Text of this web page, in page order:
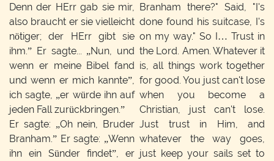
Denn der HErr gab sie mir,
also braucht er sie vielleicht
nötiger; der HErr gibt sie
ihm.” Er sagte... „Nun, und
wenn er meine Bibel fand
und wenn er mich kannte”,
ich sagte, „er würde ihn auf
jeden Fall zurückbringen.”
Er sagte: „Oh nein, Bruder
Branham.” Er sagte: „Wenn
ihn ein Sünder findet”, er
Branham there?" Said, "I's
done found his suitcase, I's
on my way." So I… Trust in
the Lord. Amen. Whatever it
is, all things work together
for good. You just can't lose
when you become a
Christian, just can't lose.
Just trust in Him, and
whatever the way goes,
just keep your sails set to